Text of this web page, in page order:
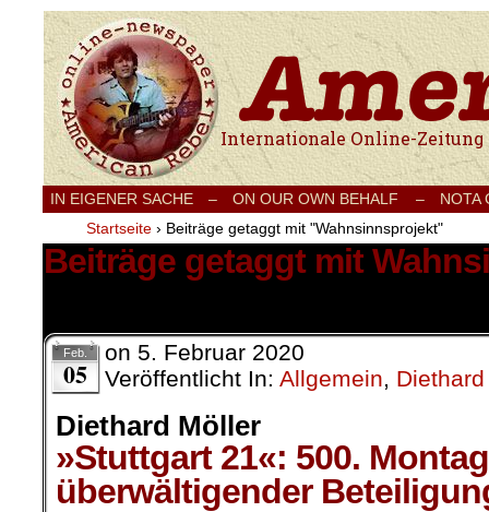
Internationale Onlinezeitung für Frieden,
IN EIGENER SACHE – ON OUR OWN BEHALF –
NOTA
Startseite › Beiträge getaggt mit "Wahnsinnsprojekt"
Beiträge getaggt mit
Feb.
05
on 5. Februar 2020
Veröffentlicht In: Allgemein,
Diethard Möller
»Stuttgart 21«: 500.
überwältigender